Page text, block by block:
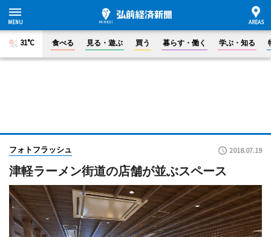
31°C 食べる 見る・遊ぶ 買う 暮らす・働く 学ぶ・知る
フォトフラッシュ 2018.07.19
津軽ラーメン街道の店舗が並ぶスペース